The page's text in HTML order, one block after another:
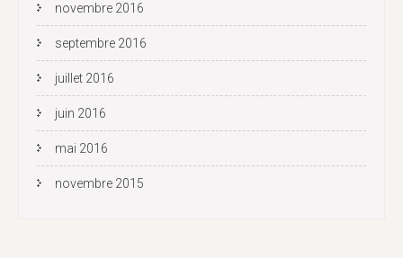
novembre 2016
septembre 2016
juillet 2016
juin 2016
mai 2016
novembre 2015